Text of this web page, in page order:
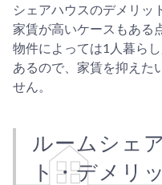
シェアハウスのデメリッ
家賃が高いケースもある
物件によっては1人暮ら
あるので、家賃を抑えた
せん。
ルームシェ
ト・デメリ